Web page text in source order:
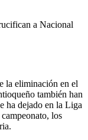
a Nacional
la eliminación en el
también han
ha dejado en la Liga
los